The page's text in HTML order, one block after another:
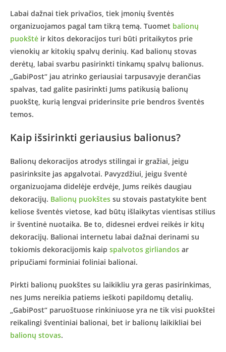
Labai dažnai tiek privačios, tiek įmonių šventės
organizuojamos pagal tam tikrą temą. Tuomet balionų
puokštė ir kitos dekoracijos turi būti pritaikytos prie
vienokių ar kitokių spalvų derinių. Kad balionų stovas
derėtų, labai svarbu pasirinkti tinkamų spalvų balionus.
„GabiPost“ jau atrinko geriausiai tarpusavyje derančias
spalvas, tad galite pasirinkti Jums patikusią balionų
puokštę, kurią lengvai priderinsite prie bendros šventės
temos.
Kaip išsirinkti geriausius balionus?
Balionų dekoracijos atrodys stilingai ir gražiai, jeigu
pasirinksite jas apgalvotai. Pavyzdžiui, jeigu šventė
organizuojama didelėje erdvėje, Jums reikės daugiau
dekoracijų. Balionų puokštes su stovais pastatykite bent
keliose šventės vietose, kad būtų išlaikytas vientisas stilius
ir šventinė nuotaika. Be to, didesnei erdvei reikės ir kitų
dekoracijų. Balionai internetu labai dažnai derinami su
tokiomis dekoracijomis kaip spalvotos girliandos ar
pripučiami forminiai foliniai balionai.
Pirkti balionų puokštes su laikikliu yra geras pasirinkimas,
nes Jums nereikia patiems ieškoti papildomų detalių.
„GabiPost“ paruoštuose rinkiniuose yra ne tik visi puokštei
reikalingi šventiniai balionai, bet ir balionų laikikliai bei
balionų stovas.